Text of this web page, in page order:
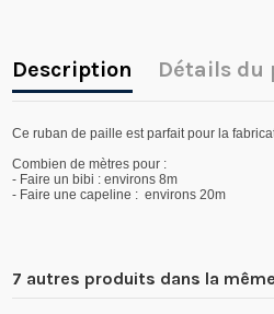
Description Détails du
Ce ruban de paille est parfait pour la
Combien de mètres pour :
- Faire un bibi : environs 8m
- Faire une capeline : environs 20m
7 autres produits dans la